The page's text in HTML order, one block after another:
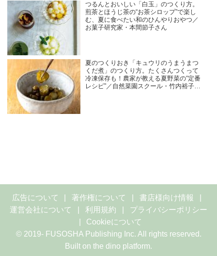
つるんとおいしい「白玉」のつくり方。
煎茶とほうじ茶の“お茶シロップ”で楽し
む、夏に食べたい和のひんやりおやつ／
お菓子研究家・本間節子さん
夏のつくりおき「キュウリのうまうまつ
くだ煮」のつくり方。たくさんつくって
冷凍保存も！農家が教える夏野菜の“定番
レシピ”／自然菜園スクール・竹内裕子さ
広告について 著作権について
書店様向け情報
運営会社について
利用規約
プライバシーポリシー
Cookieについて
© 2019- FUSOSHA Publishing Inc. All rights reserved.
Built on the dino platform.